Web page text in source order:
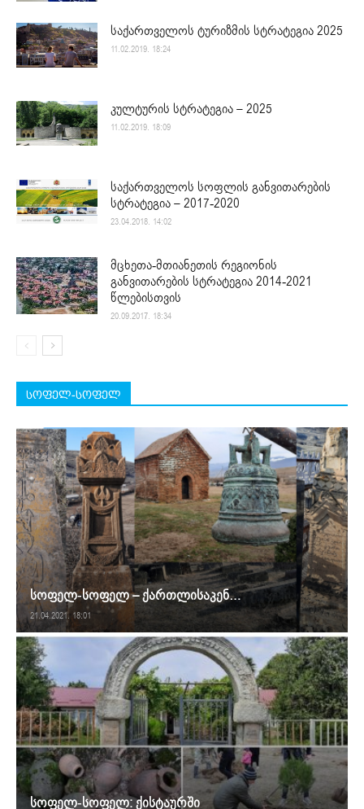
საქართველოს ტურიზმის სტრატეგია 2025
11.02.2019. 18:24
კულტურის სტრატეგია – 2025
11.02.2019. 18:09
საქართველოს სოფლის განვითარების
სტრატეგია – 2017-2020
23.04.2018. 14:02
მცხეთა-მთიანეთის რეგიონის
განვითარების სტრატეგია 2014-2021
წლებისთვის
20.09.2017. 18:34
სოფელ-სოფელ
სოფელ-სოფელ – ქართლისაკენ…
21.04.2021. 18:01
სოფელ-სოფელ: ქისტაურში